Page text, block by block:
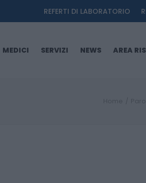
REFERTI DI LABORATORIO
MEDICI SERVIZI NEWS AREA